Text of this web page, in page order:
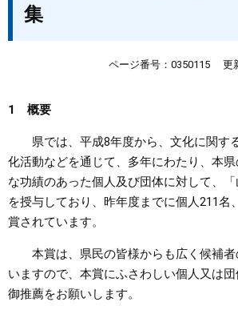
健康・福祉
教育・文化・スポーツ
しごと・産業・観光
まちづくり
県政情報
集
ページ番号：0350115 更
1 概要
県では、平成8年度から、文化に関す
化活動などを通じて、多年にわたり、本
な功績のあった個人及び団体に対して、「
を授与しており、昨年度までに個人211名
賞されています。
本賞は、県民の皆様からも広く候補者
いますので、本賞にふさわしい個人又は
御推薦をお願いします。